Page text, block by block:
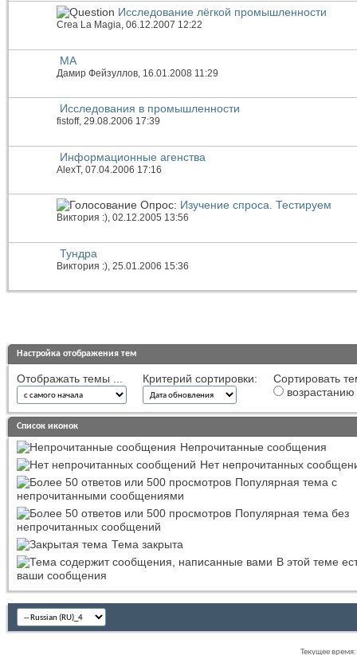
Исследование лёгкой промышленности
Crea La Magia, 06.12.2007 12:22
МА
Дамир Фейзуллов, 16.01.2008 11:29
Исследования в промышленности
fistoff, 29.08.2006 17:39
Информационные агенства
AlexT, 07.04.2006 17:16
Опрос: Изучение спроса. Тестируем
Виктория :), 02.12.2005 13:56
Тундра
Виктория :), 25.01.2006 15:36
Настройка отображения тем
Отображать темы ... Критерий сортировки:
Сортировать
возрастанию
Список иконок
Непрочитанные сообщения
Нет непрочитанных
Популярная тема с
непрочитанными сообщениями
Популярная тема без
непрочитанных сообщений
Тема закрыта
В этой теме
ваши сообщения
Текущее время: